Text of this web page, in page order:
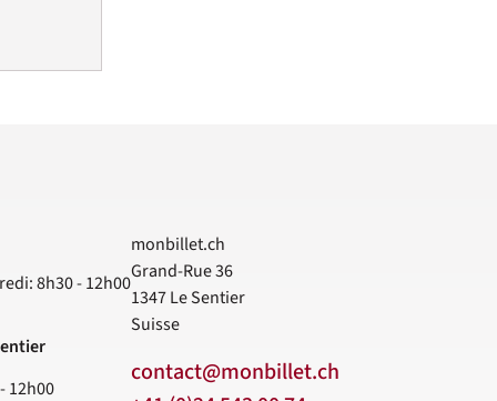
8h30 - 12h00
12h00
monbillet.ch
Grand-Rue 36
1347Le Sentier
Suisse
contact@monbillet.ch